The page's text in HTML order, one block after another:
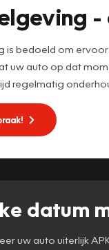
is bedoeld om
uw auto op dat
regelmatig
datum
uw auto uiterlijk